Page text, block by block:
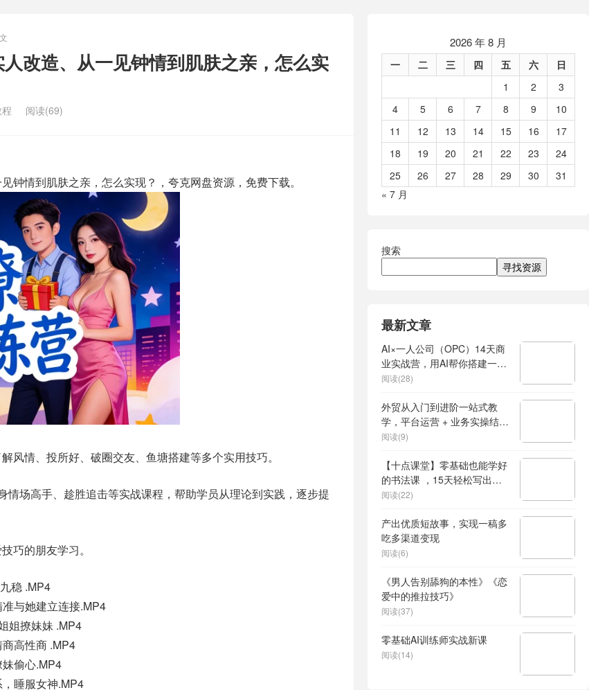
改造、从一见钟情到肌肤之亲，怎么实
阅读(69)
钟情到肌肤之亲，怎么实现？，夸克网盘资源，免费下载。
风情、投所好、破圈交友、鱼塘搭建等多个实用技巧。
情场高手、趁胜追击等实战课程，帮助学员从理论到实践，逐步提
巧的朋友学习。
稳 .MP4
与她建立连接.MP4
姐撩妹妹 .MP4
高性商 .MP4
偷心.MP4
睡服女神.MP4
2026 年 8 月
一 二 三 四 五 六
日
1
2
3
4
5 6 7 8 9
10
11
12 13 14 15 16
17
18
19 20 21 22 23
24
25
26 27 28 29 30
31
« 7 月
搜索
寻找资源
最新文章
AI×一人公司（OPC）14天商
业实战营，用AI帮你搭建一个
属于你自己的、能独立賺钱的
阅读(28)
外贸从入门到进阶一站式教
学，平台运营 + 业务实操结
合，实现业绩稳步增长
阅读(9)
【十点课堂】零基础也能学好
的书法课 ，15天轻松写出漂
亮人生
阅读(22)
产出优质短故事，实现一稿多
吃多渠道变现
阅读(6)
《男人告别舔狗的本性》《恋
爱中的推拉技巧》
阅读(37)
零基础AI训练师实战新课
阅读(14)